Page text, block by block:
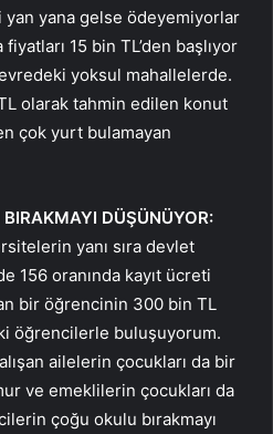
yana gelse ödeyemiyorlar
15 bin TL’den başlıyor
yoksul mahallelerde.
olarak tahmin edilen konut
çok yurt bulamayan
DÜŞÜNÜYOR:
yanı sıra devlet
156 oranında kayıt ücreti
bir öğrencinin 300 bin TL
öğrencilerle buluşuyorum.
ailelerin çocukları da bir
ve emeklilerin çocukları da
çoğu okulu bırakmayı